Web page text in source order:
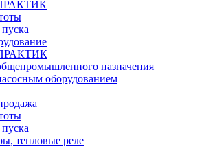
ПРАКТИК
назначения
оборудованием
тепловые реле